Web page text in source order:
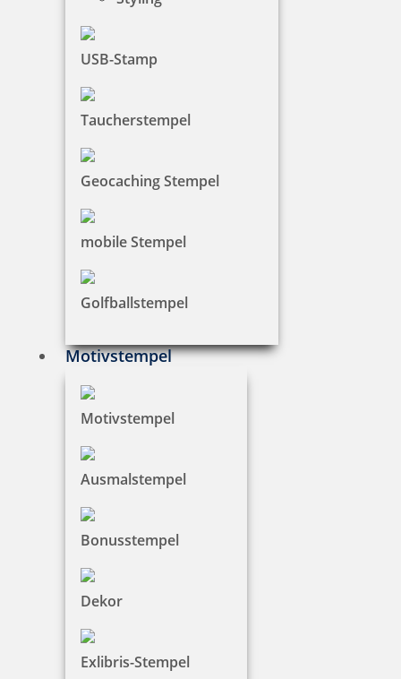
USB-Stamp
Taucherstempel
Geocaching Stempel
mobile Stempel
Golfballstempel
Motivstempel
Motivstempel
Ausmalstempel
Bonusstempel
Dekor
Exlibris-Stempel
Trodat 9053M Stempelkissen Metalldeckel 160 x 90 mm
Trodat 9054 Stempelkissen 210x148 mm
16,22 €
Trodat Austauschkissen 6/4923 (Trodat 4923, 4930)